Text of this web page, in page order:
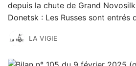
depuis la chute de Grand
Donetsk : Les Russes sont entrés
LA VIGIE